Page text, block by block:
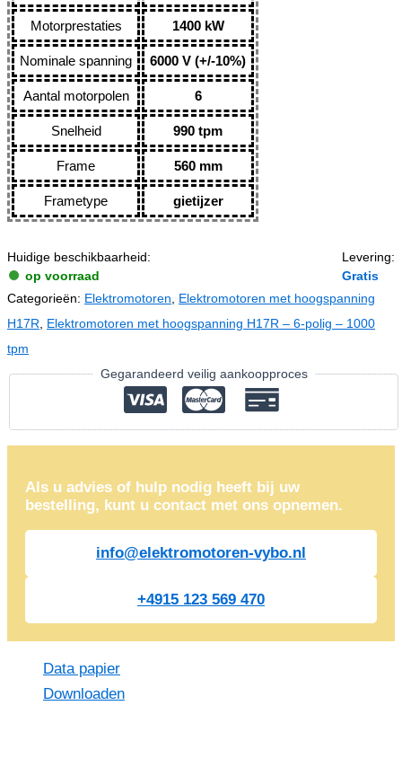
Motorprestaties 1400 kW
Nominale spanning 6000 V (+/-10%)
Aantal motorpolen 6
Snelheid 990 tpm
Frame 560 mm
Frametype gietijzer
Huidige beschikbaarheid:
op voorraad
Levering:
Gratis
Categorieën: Elektromotoren
Elektromotoren met hoogspanning
H17R
Elektromotoren met hoogspanning H17R – 6-polig – 1000
tpm
Gegarandeerd veilig aankoopproces
Als u advies of hulp nodig heeft bij uw
bestelling, kunt u contact met ons opnemen.
info@elektromotoren-vybo.nl
+4915 123 569 470
Data papier
Downloaden